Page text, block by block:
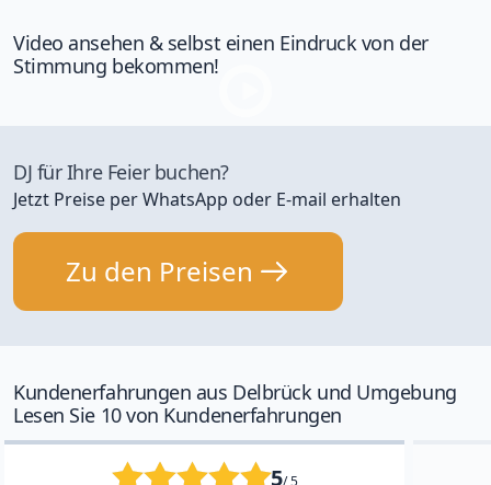
Video ansehen & selbst einen Eindruck von der
Stimmung bekommen!
DJ für Ihre Feier buchen?
Jetzt Preise per WhatsApp oder E-mail erhalten
Zu den Preisen
Kundenerfahrungen aus Delbrück und Umgebung
Lesen Sie 10 von Kundenerfahrungen
5/ 5